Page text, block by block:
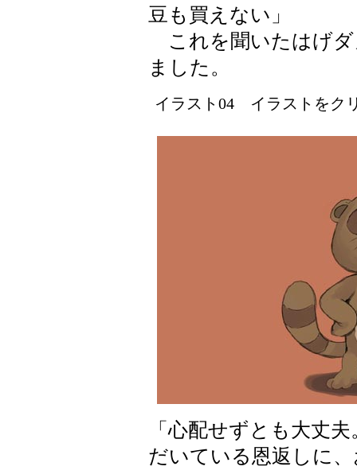
豆も買えない」
これを聞いたはげダ
ました。
イラスト04 イラストをク
「心配せずとも大丈
だいている恩返しに